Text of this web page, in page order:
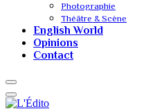
Photographie
Théâtre & Scène
English World
Opinions
Contact